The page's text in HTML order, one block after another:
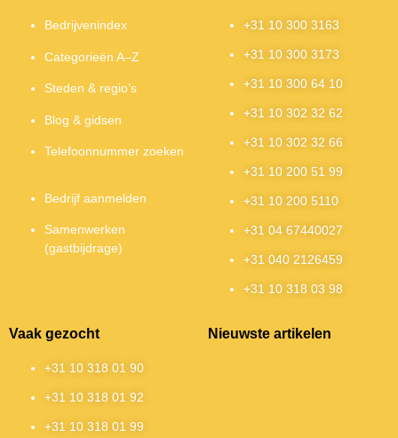
Bedrijvenindex
Categorieën A–Z
Steden & regio’s
Blog & gidsen
Telefoonnummer zoeken
Bedrijf aanmelden
Samenwerken
(gastbijdrage)
+31 10 300 3163
+31 10 300 3173
+31 10 300 64 10
+31 10 302 32 62
+31 10 302 32 66
+31 10 200 51 99
+31 10 200 5110
+31 04 67440027
+31 040 2126459
+31 10 318 03 98
Vaak gezocht
+31 10 318 01 90
+31 10 318 01 92
+31 10 318 01 99
Nieuwste artikelen